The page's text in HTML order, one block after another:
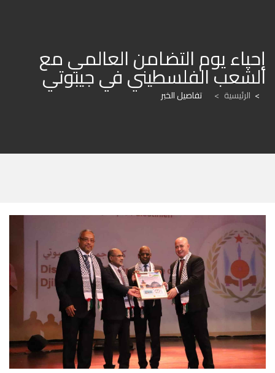
الشعب الفلسطيني في جيبوتي
الرئيسية > تفاصيل الخبر